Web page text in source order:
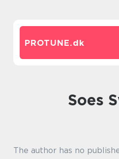
PROTUNE.dk
soes
The author has no